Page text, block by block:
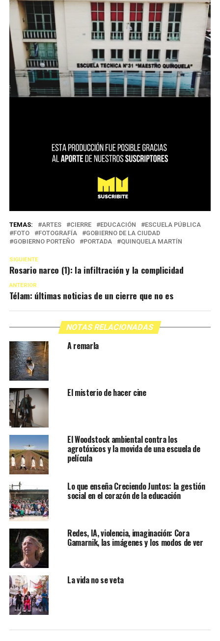
TEMAS: ARTES CIERRE EDUCACIÓN
ESCUELA PÚBLICA
FOTO
FOTOGRAFÍA
GOBIERNO DE LA CIUDAD
GOBIERNO PORTEÑO
PORTADA QUINQUELA MARTÍN
SIGUIENTE
Rosario narco (1): la infiltración y la complicidad
ANTERIOR
Télam: últimas noticias de un cierre que no es
NOTAS RELACIONADAS
A remarla
El misterio de hacer cine
El Woodstock ambiental contra los
agrotóxicos y la movida de una escuela de
película
Lo que enseña Creciendo Juntos: la gestión
social en el corazón de la educación
Redes, IA, violencia, imaginación: Cora
Gamarnik, las imágenes y los modos de ver
La vida no se veta